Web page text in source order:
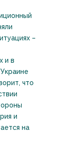
–
и в
что
и
на